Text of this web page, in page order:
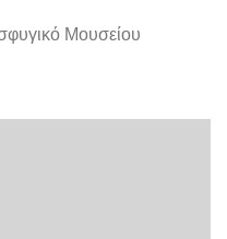
Μουσείου